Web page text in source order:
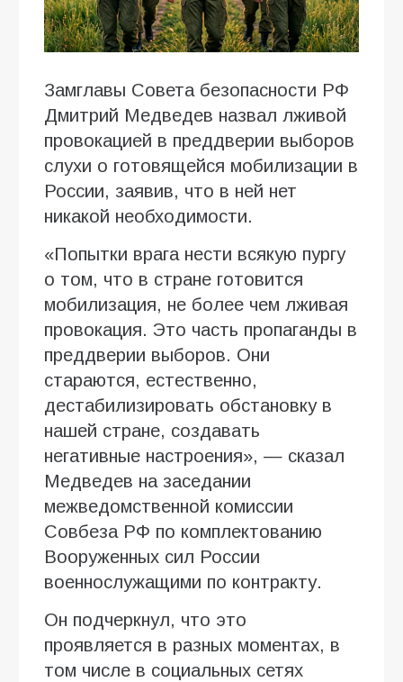
Замглавы Совета безопасности РФ
Дмитрий Медведев назвал лживой
провокацией в преддверии выборов
слухи о готовящейся мобилизации в
России, заявив, что в ней нет
никакой необходимости.
«Попытки врага нести всякую пургу
о том, что в стране готовится
мобилизация, не более чем лживая
провокация. Это часть пропаганды в
преддверии выборов. Они
стараются, естественно,
дестабилизировать обстановку в
нашей стране, создавать
негативные настроения», — сказал
Медведев на заседании
межведомственной комиссии
Совбеза РФ по комплектованию
Вооруженных сил России
военнослужащими по контракту.
Он подчеркнул, что это
проявляется в разных моментах, в
том числе в социальных сетях